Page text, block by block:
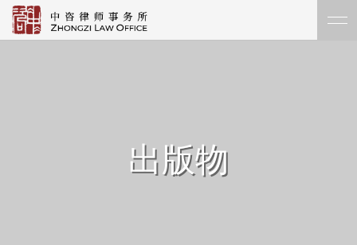
出版物